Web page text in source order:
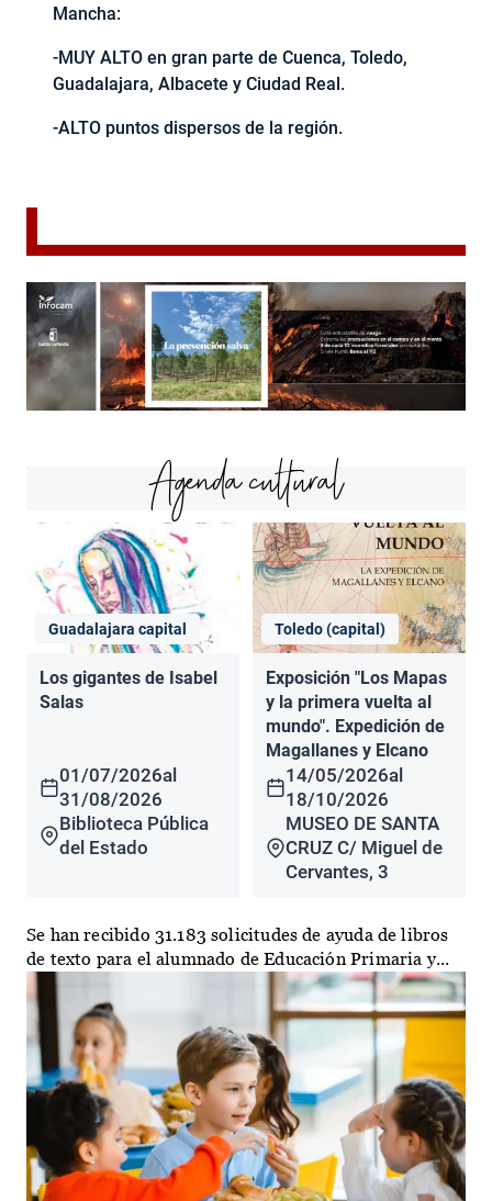
Mancha:
-MUY ALTO en gran parte de Cuenca, Toledo,
Guadalajara, Albacete y Ciudad Real.
-ALTO puntos dispersos de la región.
Agenda cultural
Guadalajara capital
Los gigantes de Isabel
Salas
01/07/2026al
31/08/2026
Biblioteca Pública
del Estado
Toledo (capital)
Exposición "Los Mapas
y la primera vuelta al
mundo". Expedición de
Magallanes y Elcano
14/05/2026al
18/10/2026
MUSEO DE SANTA
CRUZ C/ Miguel de
Cervantes, 3
Se han recibido 31.183 solicitudes de ayuda de libros
de texto para el alumnado de Educación Primaria y...